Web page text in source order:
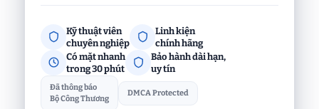
Kỹ thuật viên
chuyên nghiệp
Linh kiện
chính hãng
Có mặt nhanh
trong 30 phút
Bảo hành dài hạn,
uy tín
Đã thông báo
Bộ Công Thương
DMCA Protected